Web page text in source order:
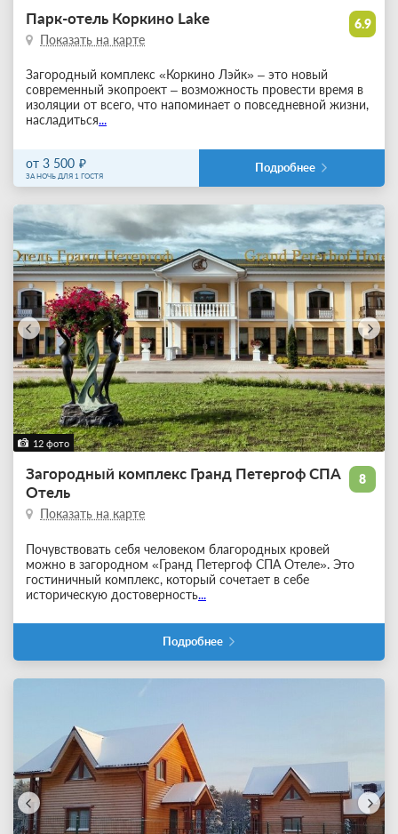
6.9
Парк-отель Коркино Lake
Показать на карте
Загородный комплекс «Коркино Лэйк» – это новый
современный экопроект – возможность провести время в
изоляции от всего, что напоминает о повседневной жизни,
насладиться...
от 3 500
ЗА НОЧЬ ДЛЯ 1 ГОСТЯ
Подробнее
12 фото
8
Загородный комплекс Гранд Петергоф СПА
Отель
Показать на карте
Почувствовать себя человеком благородных кровей
можно в загородном «Гранд Петергоф СПА Отеле». Это
гостиничный комплекс, который сочетает в себе
историческую достоверность...
Подробнее